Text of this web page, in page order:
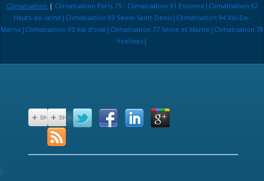
Climatisation | Climatisation Paris 75 - Climatisation 91 Essonne|Climatisation 92
Hauts-de-seine|Climatisation 93 Seine-Saint-Denis|Climatisation 94 Val-De-
Marne|Climatisation 95 Val d'oise|Climatisation 77 Seine et Marne|Climatisation 78
Yvelines|